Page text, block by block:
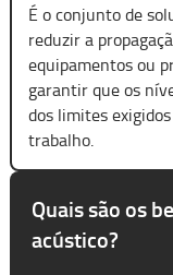
É o conjunto de
reduzir a
equipamentos ou
garantir que os
dos limites
trabalho.
Quais são os
acústico?